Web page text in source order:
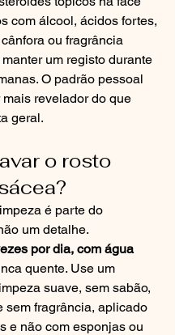
com álcool, ácidos fortes,
ou fragrância
um registo durante
O padrão pessoal
revelador do que
geral.
o rosto
é parte do
um detalhe.
por dia, com água
quente. Use um
suave, sem sabão,
sem fragrância, aplicado
e não com esponjas ou